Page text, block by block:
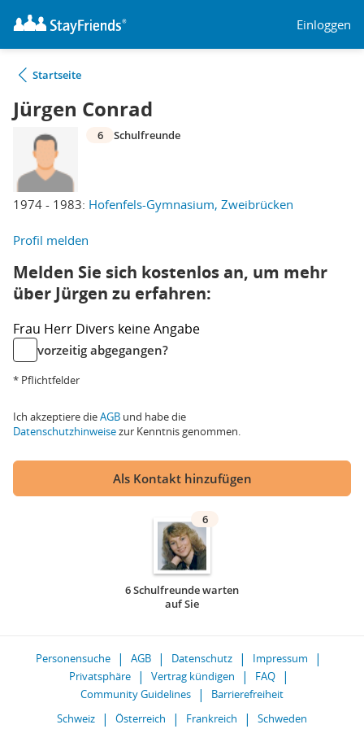
Einloggen
Startseite
Jürgen Conrad
1974 - 1983: Hofenfels-Gymnasium, Zweibrücken
6 Schulfreunde
Profil melden
Melden Sie sich kostenlos an, um mehr
über Jürgen zu erfahren:
Frau Herr Divers keine Angabe
vorzeitig abgegangen?
* Pflichtfelder
Ich akzeptiere dieAGB und habe die
Datenschutzhinweisezur Kenntnis genommen.
Als Kontakt hinzufügen
6
6 Schulfreunde warten
auf Sie
Personensuche AGB Datenschutz
Impressum
Privatsphäre
Vertrag kündigen
FAQ
Community Guidelines
Barrierefreiheit
Schweiz
Österreich Frankreich Schweden